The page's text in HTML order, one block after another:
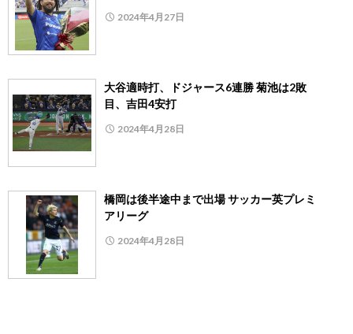
2024年4月27日
大谷適時打、ドジャース6連勝 菊池は2敗
目、吉田4安打
2024年4月28日
橋岡は後半途中まで出場 サッカー英プレミ
アリーグ
2024年4月28日